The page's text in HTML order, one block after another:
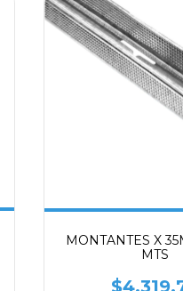
MONTANTES X
MTS